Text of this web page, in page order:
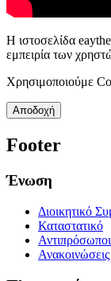
Η ιστοσελίδα
εμπειρία των
Χρησιμοποιούμε
Αποδοχή
Footer
Ένωση
Διοικητικό
Καταστατικό
Ανακοινώσεις